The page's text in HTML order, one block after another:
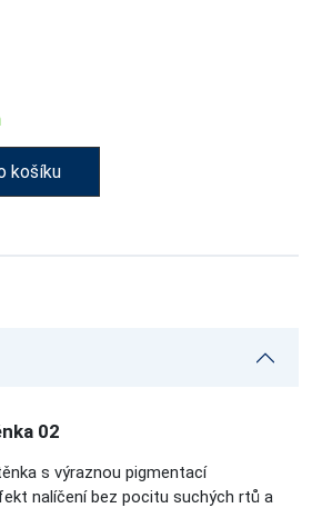
košíku
02
s výraznou pigmentací
nalíčení bez pocitu suchých rtů a